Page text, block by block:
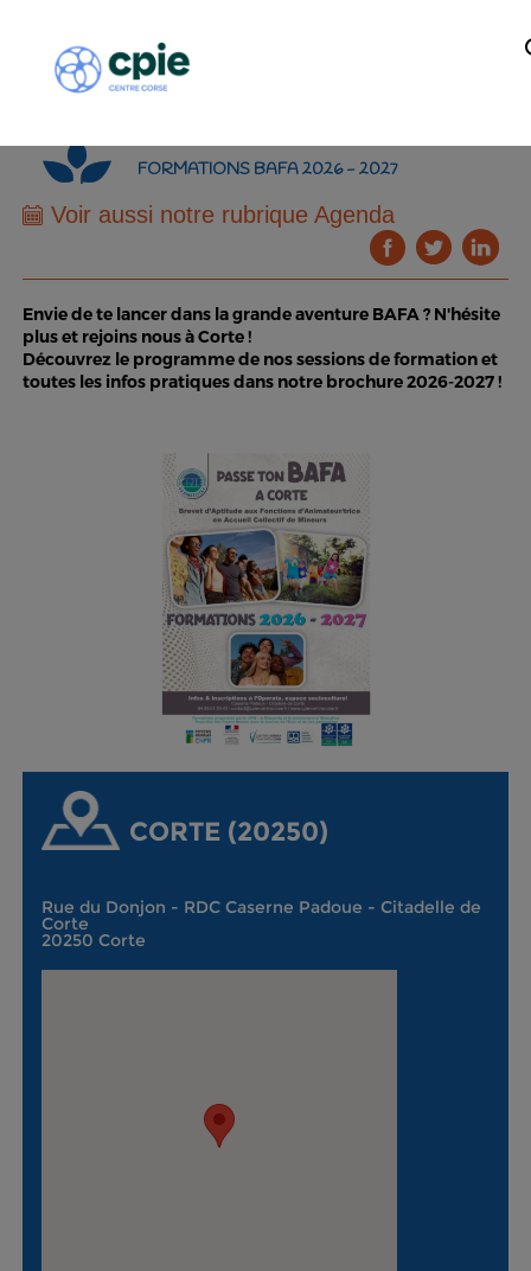
FORMATIONS BAFA 2026 - 2027
Voir aussi notre rubrique Agenda
Envie de te lancer dans la grande aventure BAFA ? N'hésite
plus et rejoins nous à Corte !
Découvrez le programme de nos sessions de formation et
toutes les infos pratiques dans notre brochure 2026-2027 !
CORTE (20250)
Rue du Donjon - RDC Caserne Padoue - Citadelle de
Corte
20250 Corte